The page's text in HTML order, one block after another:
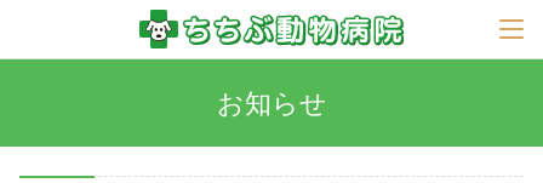
お知らせ